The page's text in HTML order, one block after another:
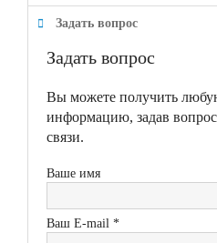
Задать вопрос
Задать вопрос
Вы можете получить
информацию, задав
связи.
Ваше имя
Ваш E-mail *